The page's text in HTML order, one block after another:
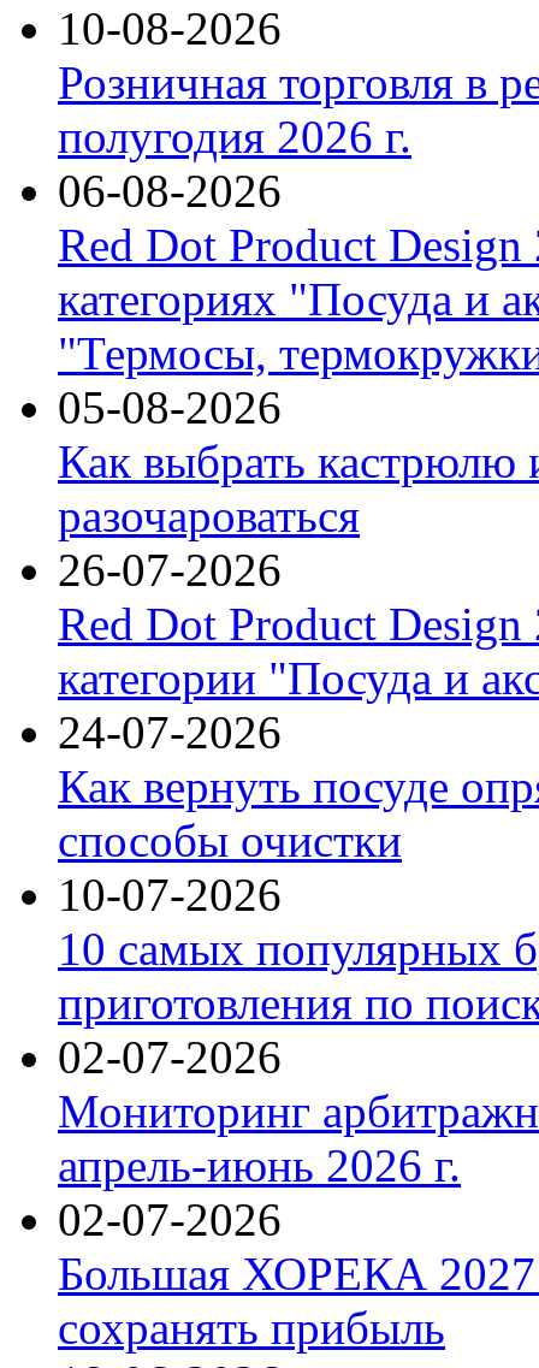
10-08-2026
Розничная торговля в
полугодия 2026 г.
06-08-2026
Red Dot Product Design
категориях "Посуда и
"Термосы,
05-08-2026
Как выбрать кастрюлю
разочароваться
26-07-2026
Red Dot Product Design
категории "Посуда и
24-07-2026
Как вернуть посуде
способы очистки
10-07-2026
10 самых популярных
приготовления по
02-07-2026
Мониторинг
апрель-июнь 2026 г.
02-07-2026
Большая ХОРЕКА 2027:
сохранять прибыль